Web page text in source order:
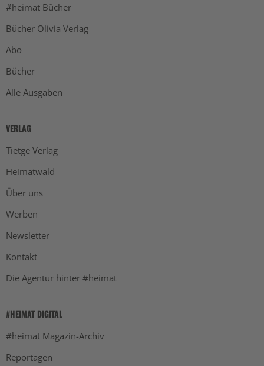
#heimat Bücher
Bücher Olivia Verlag
Abo
Bücher
Alle Ausgaben
VERLAG
Tietge Verlag
Heimatwald
Über uns
Werben
Newsletter
Kontakt
Die Agentur hinter #heimat
#HEIMAT DIGITAL
#heimat Magazin-Archiv
Reportagen